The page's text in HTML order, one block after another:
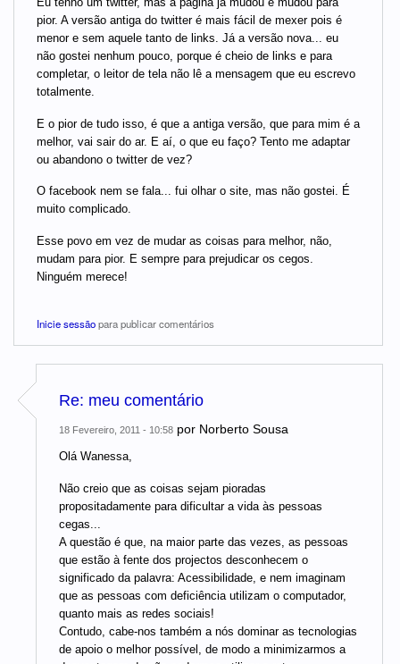
pior. A versão antiga do twitter é mais fácil de mexer pois é
menor e sem aquele tanto de links. Já a versão nova... eu
não gostei nenhum pouco, porque é cheio de links e para
completar, o leitor de tela não lê a mensagem que eu escrevo
totalmente.
E o pior de tudo isso, é que a antiga versão, que para mim é a
melhor, vai sair do ar. E aí, o que eu faço? Tento me adaptar
ou abandono o twitter de vez?
O facebook nem se fala... fui olhar o site, mas não gostei. É
muito complicado.
Esse povo em vez de mudar as coisas para melhor, não,
mudam para pior. E sempre para prejudicar os cegos.
Ninguém merece!
Inicie sessãopara publicar comentários
Re: meu comentário
18 Fevereiro, 2011 - 10:58 por Norberto Sousa
Olá Wanessa,
Não creio que as coisas sejam pioradas
propositadamente para dificultar a vida às pessoas
cegas...
A questão é que, na maior parte das vezes, as pessoas
que estão à fente dos projectos desconhecem o
significado da palavra: Acessibilidade, e nem imaginam
que as pessoas com deficiência utilizam o computador,
quanto mais as redes sociais!
Contudo, cabe-nos também a nós dominar as tecnologias
de apoio o melhor possível, de modo a minimizarmos a